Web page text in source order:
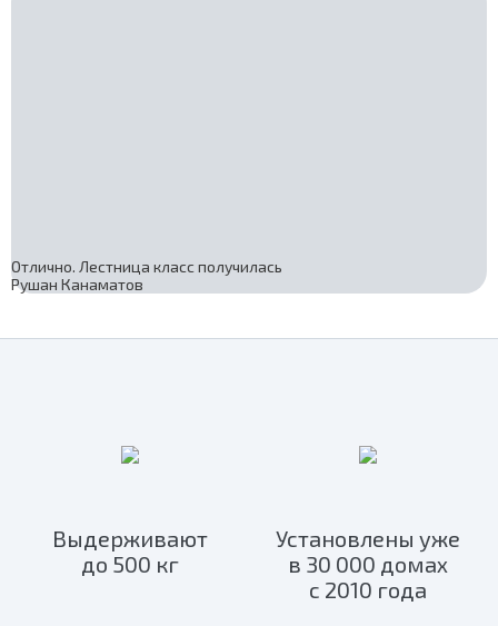
Отлично. Лестница класс получилась
Рушан Канаматов
Выдерживают
до 500 кг
Установлены уже
в 30 000 домах
с 2010 года